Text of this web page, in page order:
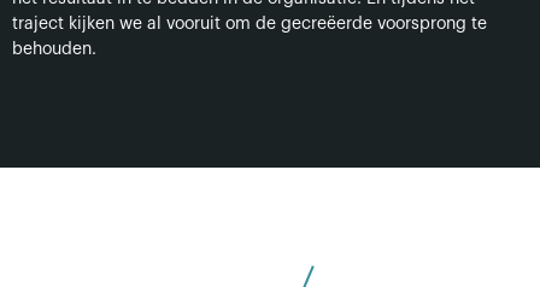
traject kijken we al vooruit om de gecreëerde voorsprong te
behouden.